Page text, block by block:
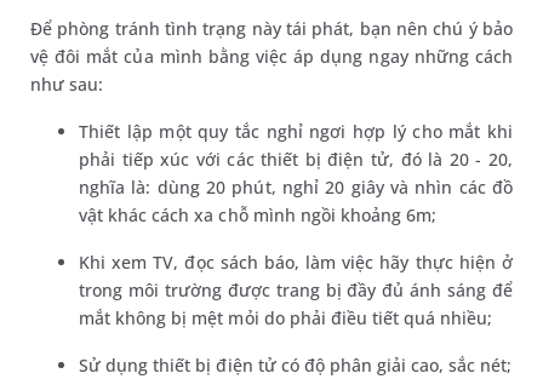
Để phòng tránh tình trạng này tái phát, bạn nên chú ý bảo
vệ đôi mắt của mình bằng việc áp dụng ngay những cách
như sau:
Thiết lập một quy tắc nghỉ ngơi hợp lý cho mắt khi
phải tiếp xúc với các thiết bị điện tử, đó là 20 - 20,
nghĩa là: dùng 20 phút, nghỉ 20 giây và nhìn các đồ
vật khác cách xa chỗ mình ngồi khoảng 6m;
Khi xem TV, đọc sách báo, làm việc hãy thực hiện ở
trong môi trường được trang bị đầy đủ ánh sáng để
mắt không bị mệt mỏi do phải điều tiết quá nhiều;
Sử dụng thiết bị điện tử có độ phân giải cao, sắc nét;